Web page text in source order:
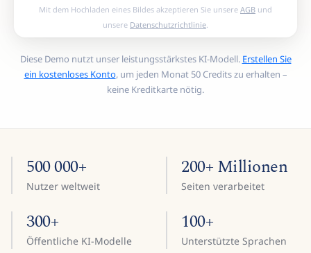
Mit dem Hochladen eines Bildes akzeptieren Sie unsere AGB und
unsere Datenschutzrichtlinie
Diese Demo nutzt unser leistungsstärkstes KI-Modell. Erstellen Sie
ein kostenloses Konto, um jeden Monat 50 Credits zu erhalten –
keine Kreditkarte nötig.
500 000+
Nutzer weltweit
200+ Millionen
Seiten verarbeitet
300+
Öffentliche KI-Modelle
100+
Unterstützte Sprachen